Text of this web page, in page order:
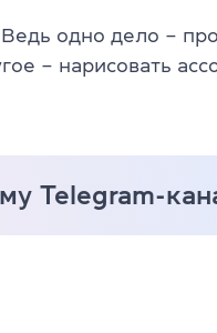
одно дело –
– нарисовать
Telegram-